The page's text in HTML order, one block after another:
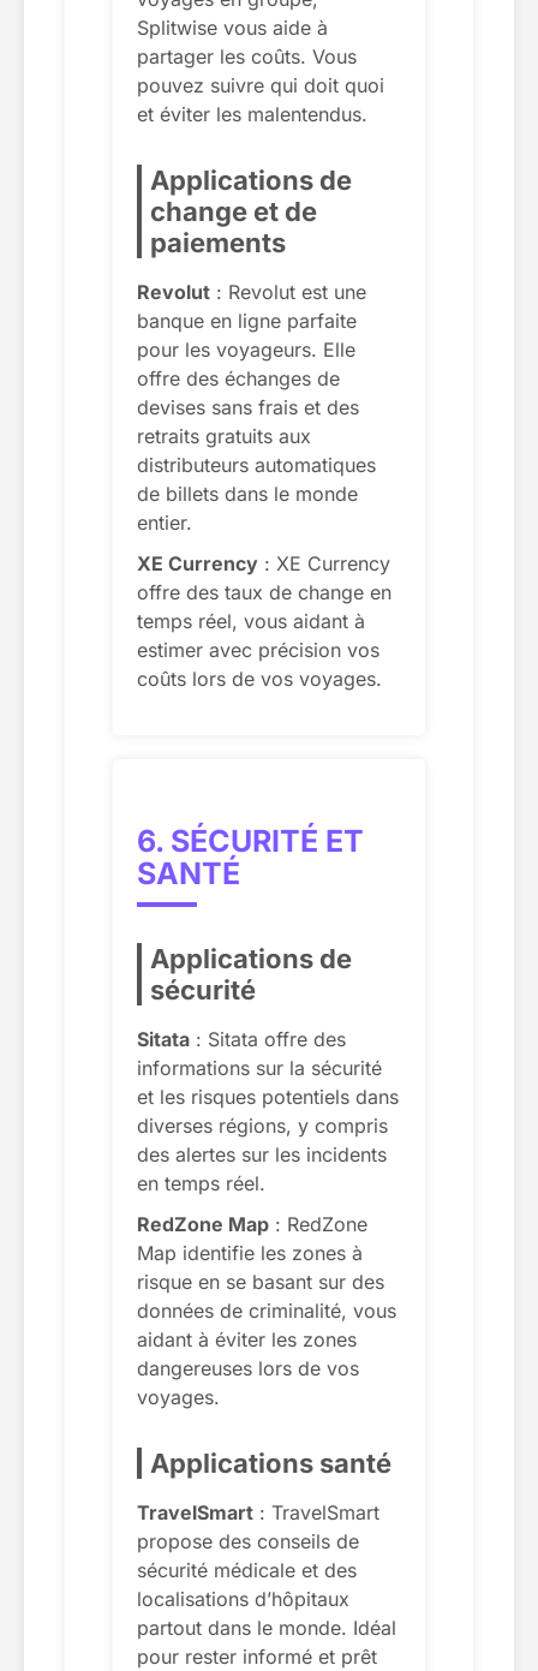
Splitwise vous aide à
partager les coûts. Vous
pouvez suivre qui doit quoi
et éviter les malentendus.
Applications de
change et de
paiements
Revolut : Revolut est une
banque en ligne parfaite
pour les voyageurs. Elle
offre des échanges de
devises sans frais et des
retraits gratuits aux
distributeurs automatiques
de billets dans le monde
entier.
XE Currency : XE Currency
offre des taux de change en
temps réel, vous aidant à
estimer avec précision vos
coûts lors de vos voyages.
6. SÉCURITÉ ET
SANTÉ
Applications de
sécurité
Sitata : Sitata offre des
informations sur la sécurité
et les risques potentiels dans
diverses régions, y compris
des alertes sur les incidents
en temps réel.
RedZone Map : RedZone
Map identifie les zones à
risque en se basant sur des
données de criminalité, vous
aidant à éviter les zones
dangereuses lors de vos
voyages.
Applications santé
TravelSmart : TravelSmart
propose des conseils de
sécurité médicale et des
localisations d’hôpitaux
partout dans le monde. Idéal
pour rester informé et prêt